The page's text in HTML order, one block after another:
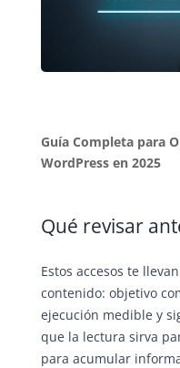
Guía Completa para
WordPress en 2025
Qué revisar
Estos accesos te
contenido: objetivo
ejecución medible y
que la lectura sirva
para acumular